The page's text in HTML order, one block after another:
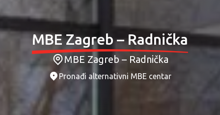
MBE Zagreb – Radnička
MBE Zagreb – Radnička
Pronađi alternativni MBE centar